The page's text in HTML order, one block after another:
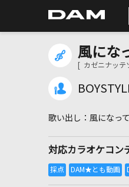
風にな
[ カゼニナッテ
風になっ
対応カラオケコン